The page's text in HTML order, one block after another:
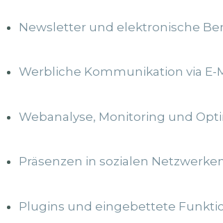
Newsletter und elektronische
Werbliche Kommunikation via E-
Webanalyse, Monitoring und
Präsenzen in sozialen
Plugins und eingebettete